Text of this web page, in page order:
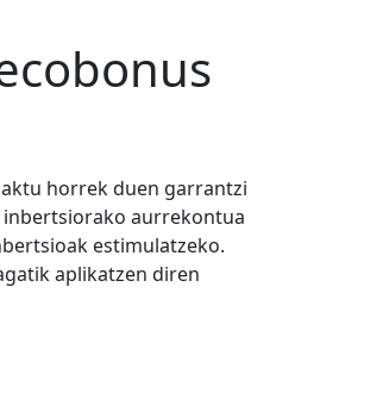
horrek duen garrantzi
inbertsiorako aurrekontua
estimulatzeko.
aplikatzen diren